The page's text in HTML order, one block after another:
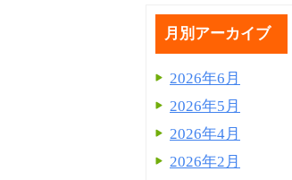
月別アーカイブ
2026年6月
2026年5月
2026年4月
2026年2月